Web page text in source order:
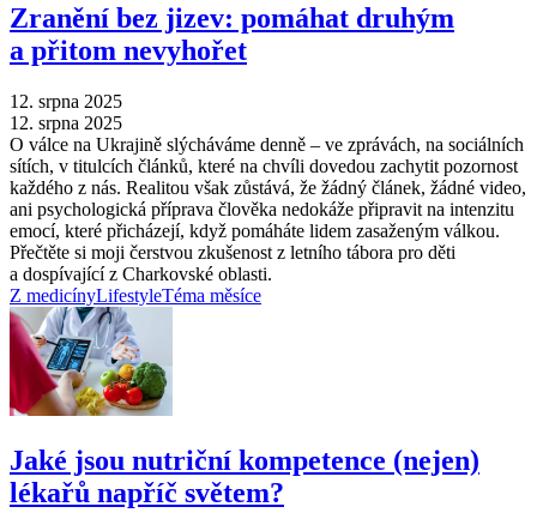
Zranění bez jizev: pomáhat druhým
a přitom nevyhořet
12. srpna 2025
12. srpna 2025
O válce na Ukrajině slýcháváme denně –⁠ ve zprávách, na sociálních
sítích, v titulcích článků, které na chvíli dovedou zachytit pozornost
každého z nás. Realitou však zůstává, že žádný článek, žádné video,
ani psychologická příprava člověka nedokáže připravit na intenzitu
emocí, které přicházejí, když pomáháte lidem zasaženým válkou.
Přečtěte si moji čerstvou zkušenost z letního tábora pro děti
a dospívající z Charkovské oblasti.
Z medicínyLifestyleTéma měsíce
Jaké jsou nutriční kompetence (nejen)
lékařů napříč světem?